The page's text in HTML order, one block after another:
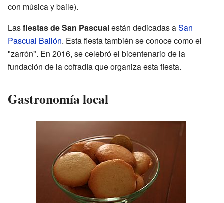
con música y baile).
Lasfiestas de San Pascualestán dedicadas aSan
Pascual Bailón. Esta fiesta también se conoce como el
"zarrón". En 2016, se celebró el bicentenario de la
fundación de la cofradía que organiza esta fiesta.
Gastronomía local